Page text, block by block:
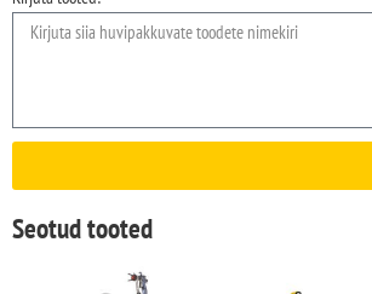
Seotud tooted